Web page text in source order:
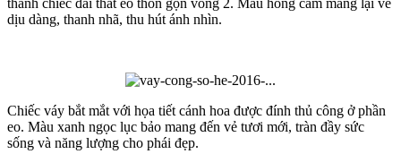
thành chiếc đai thắt eo thon gọn vòng 2. Màu hồng cam mang lại vẻ
dịu dàng, thanh nhã, thu hút ánh nhìn.
Chiếc váy bắt mắt với họa tiết cánh hoa được đính thủ công ở phần
eo. Màu xanh ngọc lục bảo mang đến vẻ tươi mới, tràn đầy sức
sống và năng lượng cho phái đẹp.